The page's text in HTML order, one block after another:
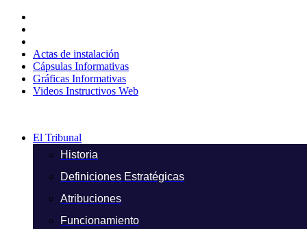
contenido
Actas de instalación
Cápsulas Informativas
Gráficas Informativas
Videos Instructivos Web
El Tribunal
Historia
Definiciones Estratégicas
Atribuciones
Funcionamiento